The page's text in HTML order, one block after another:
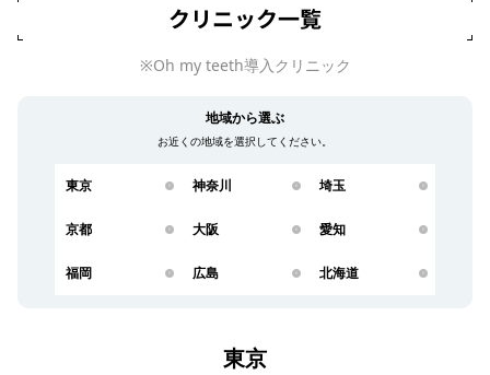
クリニック一覧
※Oh my teeth導入クリニック
地域から選ぶ
お近くの地域を選択してください。
東京 神奈川 埼玉
京都 大阪 愛知
福岡 広島 北海道
東京